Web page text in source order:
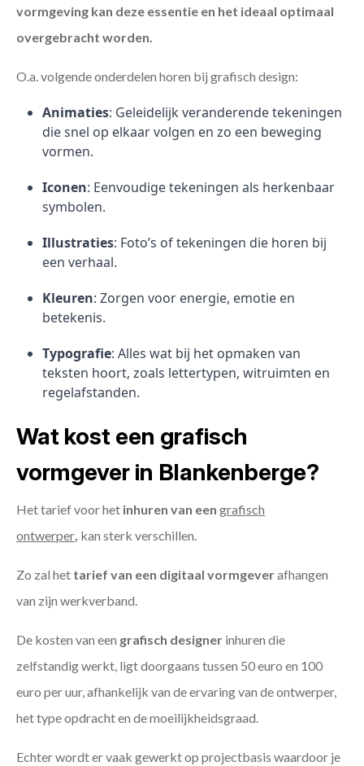
vormgeving kan deze essentie en het ideaal optimaal
overgebracht worden.
O.a. volgende onderdelen horen bij grafisch design:
Animaties: Geleidelijk veranderende tekeningen
die snel op elkaar volgen en zo een beweging
vormen.
Iconen: Eenvoudige tekeningen als herkenbaar
symbolen.
Illustraties: Foto’s of tekeningen die horen bij
een verhaal.
Kleuren: Zorgen voor energie, emotie en
betekenis.
Typografie: Alles wat bij het opmaken van
teksten hoort, zoals lettertypen, witruimten en
regelafstanden.
Wat kost een grafisch
vormgever in Blankenberge?
Het tarief voor het inhuren van een grafisch
ontwerper kan sterk verschillen.
Zo zal het tarief van een digitaal vormgeverafhangen
van zijn werkverband.
De kosten van een grafisch designer inhuren die
zelfstandig werkt, ligt doorgaans tussen 50 euro en 100
euro per uur, afhankelijk van de ervaring van de ontwerper,
het type opdracht en de moeilijkheidsgraad.
Echter wordt er vaak gewerkt op projectbasis waardoor je